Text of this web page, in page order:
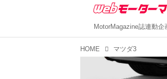
MotorMagazine誌連動企
HOME マツダ3